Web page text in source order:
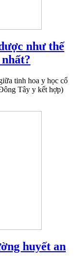
như thế
tinh hoa y học cổ
Tây y kết hợp)
huyết an